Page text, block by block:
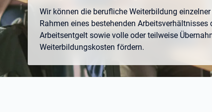
Wir können die berufliche Weiterbildung
Rahmen eines bestehenden
Arbeitsentgelt sowie volle oder teilweise
Weiterbildungskosten fördern.